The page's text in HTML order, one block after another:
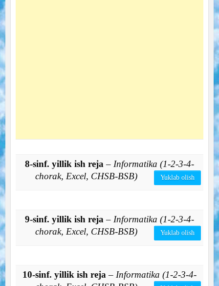
8-sinf. yillik ish reja – Informatika (1-2-3-4-
chorak, Excel, CHSB-BSB)
Yuklab olish
9-sinf. yillik ish reja – Informatika (1-2-3-4-
chorak, Excel, CHSB-BSB)
Yuklab olish
10-sinf. yillik ish reja – Informatika (1-2-3-4-